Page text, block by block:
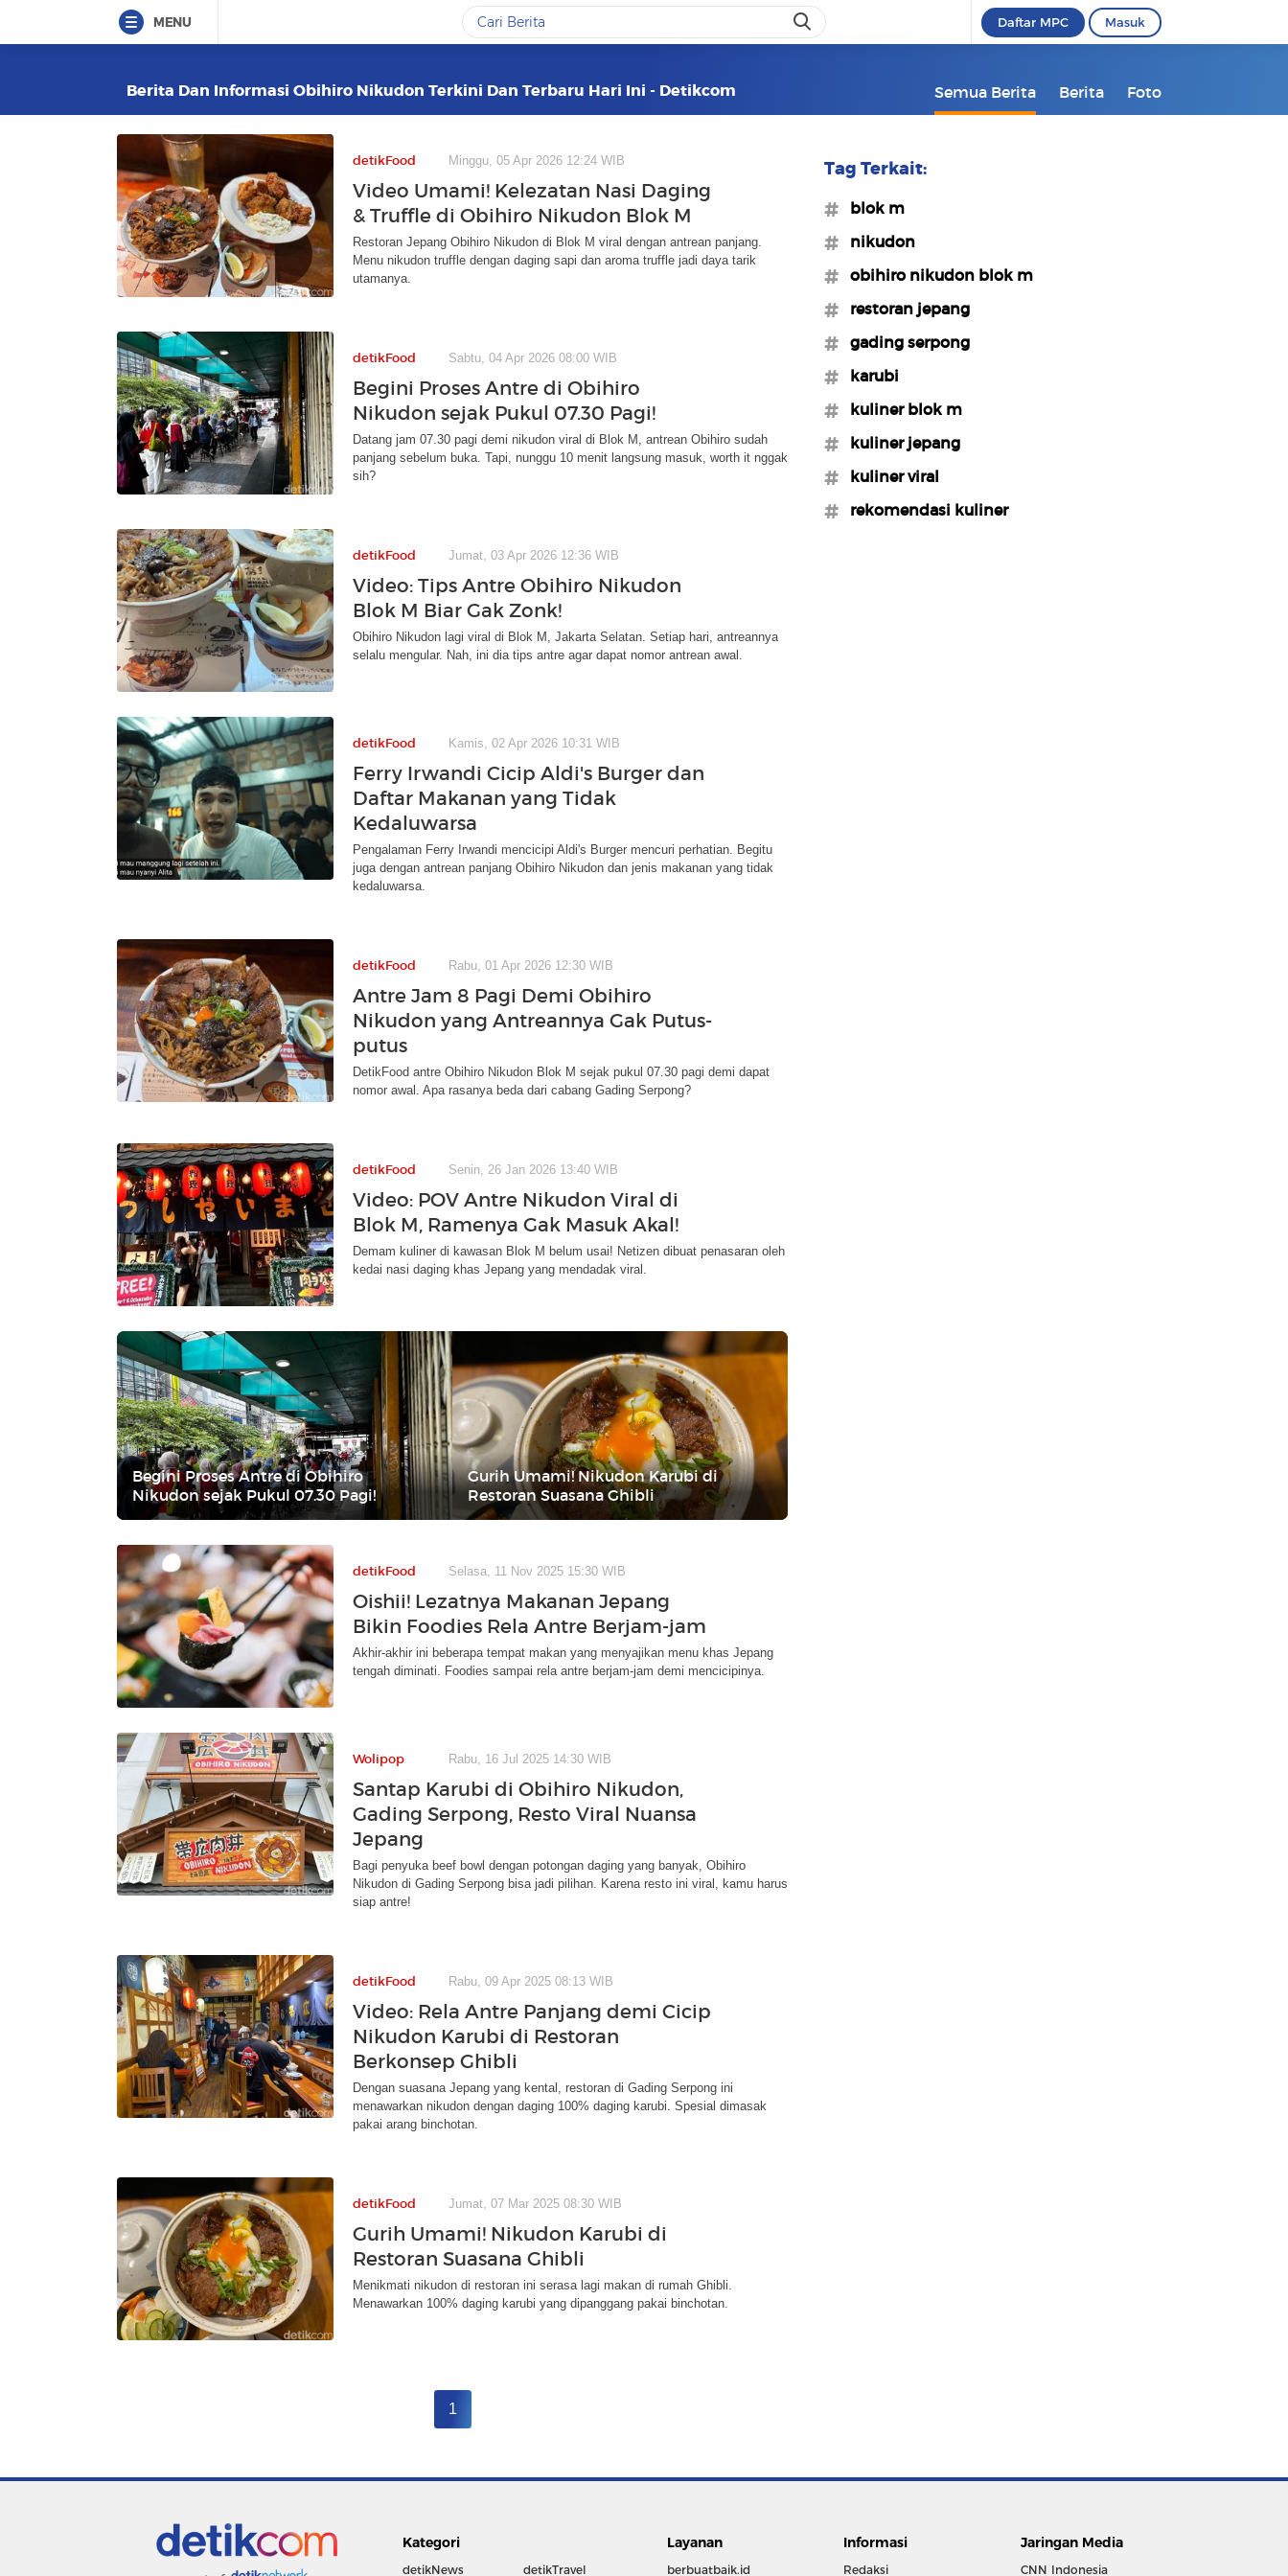
MENU Daftar MPC Masuk
Berita Dan Informasi Obihiro Nikudon Terkini Dan Terbaru Hari Ini - Detikcom Semua Berita Berita Foto
detikFood Minggu, 05 Apr 2026 12:24 WIB
Video Umami! Kelezatan Nasi Daging
& Truffle di Obihiro Nikudon Blok M
Restoran Jepang Obihiro Nikudon di Blok M viral dengan antrean panjang.
Menu nikudon truffle dengan daging sapi dan aroma truffle jadi daya tarik
utamanya.
detikFood Sabtu, 04 Apr 2026 08:00 WIB
Begini Proses Antre di Obihiro
Nikudon sejak Pukul 07.30 Pagi!
Datang jam 07.30 pagi demi nikudon viral di Blok M, antrean Obihiro sudah
panjang sebelum buka. Tapi, nunggu 10 menit langsung masuk, worth it nggak
sih?
detikFood Jumat, 03 Apr 2026 12:36 WIB
Video: Tips Antre Obihiro Nikudon
Blok M Biar Gak Zonk!
Obihiro Nikudon lagi viral di Blok M, Jakarta Selatan. Setiap hari, antreannya
selalu mengular. Nah, ini dia tips antre agar dapat nomor antrean awal.
detikFood Kamis, 02 Apr 2026 10:31 WIB
Ferry Irwandi Cicip Aldi's Burger dan
Daftar Makanan yang Tidak
Kedaluwarsa
Pengalaman Ferry Irwandi mencicipi Aldi's Burger mencuri perhatian. Begitu
juga dengan antrean panjang Obihiro Nikudon dan jenis makanan yang tidak
kedaluwarsa.
detikFood Rabu, 01 Apr 2026 12:30 WIB
Antre Jam 8 Pagi Demi Obihiro
Nikudon yang Antreannya Gak Putus-
putus
DetikFood antre Obihiro Nikudon Blok M sejak pukul 07.30 pagi demi dapat
nomor awal. Apa rasanya beda dari cabang Gading Serpong?
detikFood Senin, 26 Jan 2026 13:40 WIB
Video: POV Antre Nikudon Viral di
Blok M, Ramenya Gak Masuk Akal!
Demam kuliner di kawasan Blok M belum usai! Netizen dibuat penasaran oleh
kedai nasi daging khas Jepang yang mendadak viral.
Begini Proses Antre di Obihiro
Nikudon sejak Pukul 07.30 Pagi!
Gurih Umami! Nikudon Karubi di
Restoran Suasana Ghibli
detikFood Selasa, 11 Nov 2025 15:30 WIB
Oishii! Lezatnya Makanan Jepang
Bikin Foodies Rela Antre Berjam-jam
Akhir-akhir ini beberapa tempat makan yang menyajikan menu khas Jepang
tengah diminati. Foodies sampai rela antre berjam-jam demi mencicipinya.
Wolipop Rabu, 16 Jul 2025 14:30 WIB
Santap Karubi di Obihiro Nikudon,
Gading Serpong, Resto Viral Nuansa
Jepang
Bagi penyuka beef bowl dengan potongan daging yang banyak, Obihiro
Nikudon di Gading Serpong bisa jadi pilihan. Karena resto ini viral, kamu harus
siap antre!
detikFood Rabu, 09 Apr 2025 08:13 WIB
Video: Rela Antre Panjang demi Cicip
Nikudon Karubi di Restoran
Berkonsep Ghibli
Dengan suasana Jepang yang kental, restoran di Gading Serpong ini
menawarkan nikudon dengan daging 100% daging karubi. Spesial dimasak
pakai arang binchotan.
detikFood Jumat, 07 Mar 2025 08:30 WIB
Gurih Umami! Nikudon Karubi di
Restoran Suasana Ghibli
Menikmati nikudon di restoran ini serasa lagi makan di rumah Ghibli.
Menawarkan 100% daging karubi yang dipanggang pakai binchotan.
1
Tag Terkait:
#blok m
#nikudon
#obihiro nikudon blok m
#restoran jepang
#gading serpong
#karubi
#kuliner blok m
#kuliner jepang
#kuliner viral
#rekomendasi kuliner
Kategori
detikNews detikTravel
Layanan
berbuatbaik.id
Informasi
Redaksi
Jaringan Media
CNN Indonesia